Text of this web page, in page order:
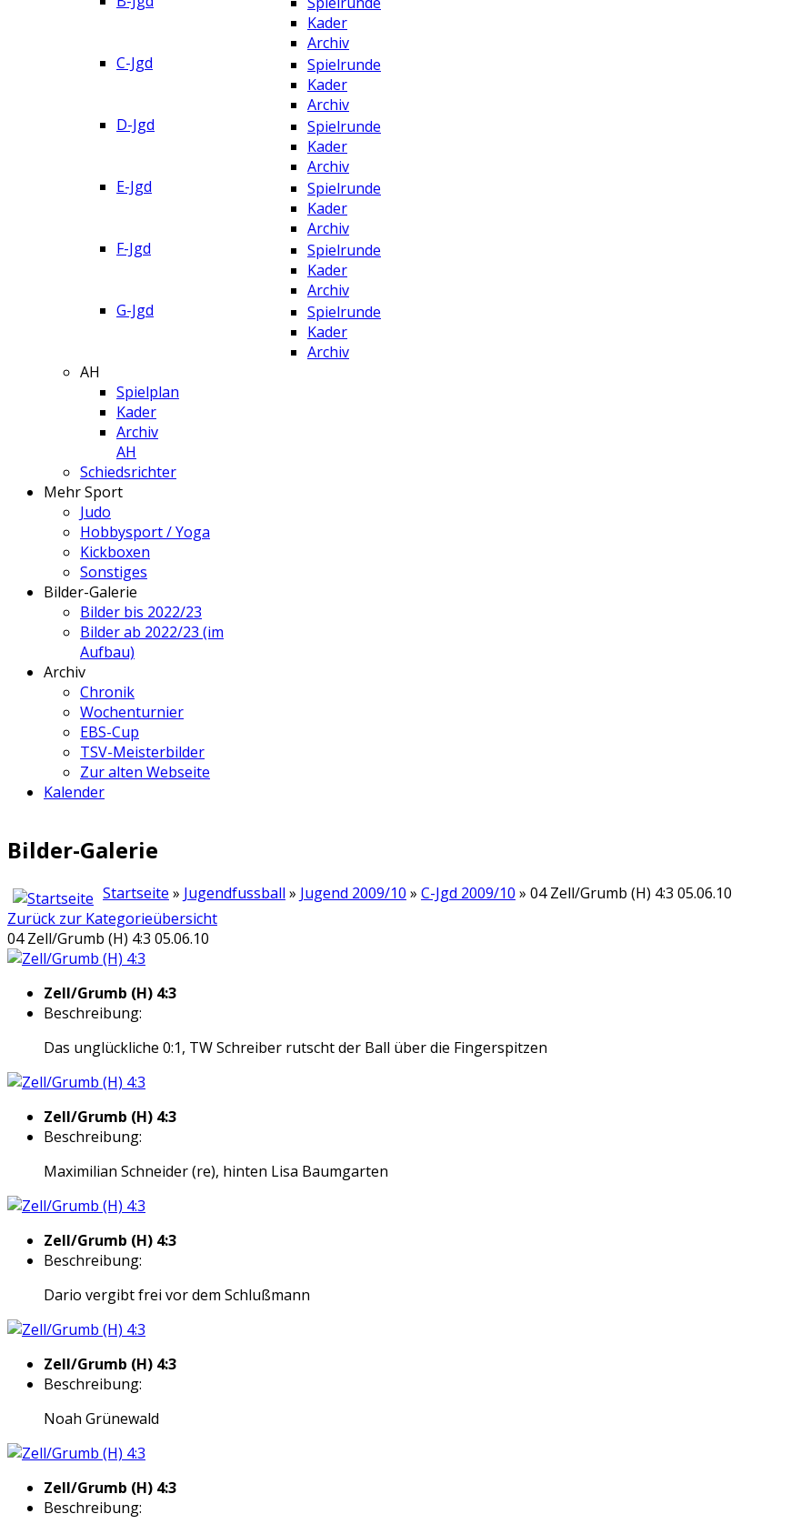
Kader
Archiv
C-Jgd
Spielrunde
Kader
Archiv
D-Jgd
Spielrunde
Kader
Archiv
E-Jgd
Spielrunde
Kader
Archiv
F-Jgd
Spielrunde
Kader
Archiv
G-Jgd
Spielrunde
Kader
Archiv
AH
Spielplan
Kader
Archiv
AH
Schiedsrichter
Mehr Sport
Judo
Hobbysport / Yoga
Kickboxen
Sonstiges
Bilder-Galerie
Bilder bis 2022/23
Bilder ab 2022/23 (im
Aufbau)
Archiv
Chronik
Wochenturnier
EBS-Cup
TSV-Meisterbilder
Zur alten Webseite
Kalender
Bilder-Galerie
Startseite » Jugendfussball » Jugend 2009/10 » C-Jgd 2009/10 » 04 Zell/Grumb (H) 4:3 05.06.10
Zurück zur Kategorieübersicht
04 Zell/Grumb (H) 4:3 05.06.10
Zell/Grumb (H) 4:3
Beschreibung:
Das unglückliche 0:1, TW Schreiber rutscht der Ball über die Fingerspitzen
Zell/Grumb (H) 4:3
Beschreibung:
Maximilian Schneider (re), hinten Lisa Baumgarten
Zell/Grumb (H) 4:3
Beschreibung:
Dario vergibt frei vor dem Schlußmann
Zell/Grumb (H) 4:3
Beschreibung:
Noah Grünewald
Zell/Grumb (H) 4:3
Beschreibung: